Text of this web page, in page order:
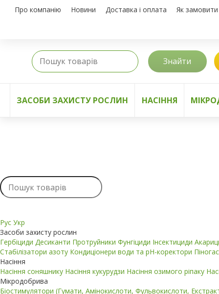
Про компанію Новини Доставка і оплата Як замовити
Знайти
ЗАСОБИ ЗАХИСТУ РОСЛИН НАСІННЯ
Рус Укр
Засоби захисту рослин
Гербіциди Десиканти Протруйники Фунгіциди Інсектициди
Стабілізатори азоту Кондиціонери води та pH-коректори
Насіння
Насіння соняшнику Насіння кукурудзи Насіння озимого ріпаку
Мікродобрива
Біостимулятори (Гумати, Амінокислоти, Фульвокислоти,